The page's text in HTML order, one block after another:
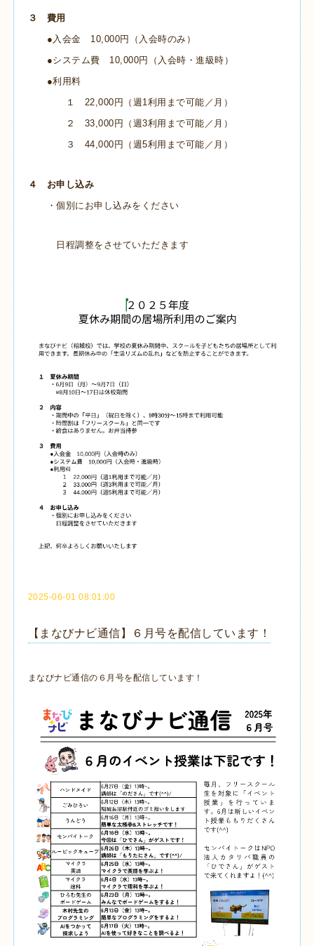
３ 費用
●入会金 10,000円（入会時のみ）
●システム費 10,000円（入会時・進級時）
●利用料
１ 22,000円（週1利用まで可能／月）
２ 33,000円（週3利用まで可能／月）
３ 44,000円（週5利用まで可能／月）
４ お申し込み
・個別にお申し込みをください
日程調整をさせていただきます
2025-06-01 08:01:00
【まなびナビ通信】６月号を配信しています！
まなびナビ通信の６月号を配信しています！